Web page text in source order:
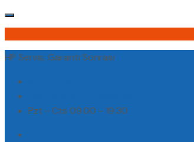
HP Servis, Garanti Sonrası
Pzt - Cts 09.00 - 19.30